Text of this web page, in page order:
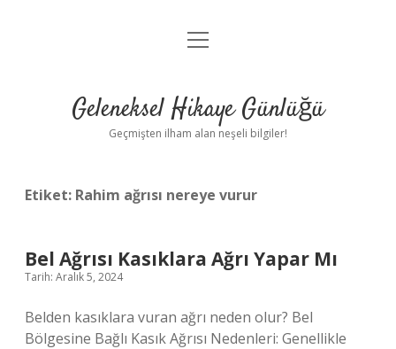
Anasayfa
Yasal Uyarı
menüyü
Geleneksel Hikaye Günlüğü
Geçmişten ilham alan neşeli bilgiler!
Etiket: Rahim ağrısı nereye vurur
Bel Ağrısı Kasıklara Ağrı Yapar Mı
Tarih: Aralık 5, 2024
Belden kasıklara vuran ağrı neden olur? Bel
Bölgesine Bağlı Kasık Ağrısı Nedenleri: Genellikle